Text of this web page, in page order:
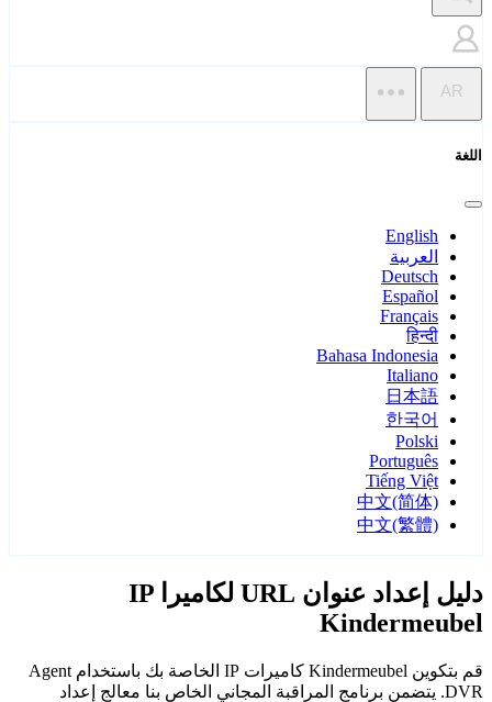
AR
اللغة
English
العربية
Deutsch
Español
Français
हिन्दी
Bahasa Indonesia
Italiano
日本語
한국어
Polski
Português
Tiếng Việt
中文(简体)
中文(繁體)
دليل إعداد عنوان URL لكاميرا IP
Kindermeubel
قم بتكوين Kindermeubel كاميرات IP الخاصة بك باستخدام Agent
DVR. يتضمن برنامج المراقبة المجاني الخاص بنا معالج إعداد